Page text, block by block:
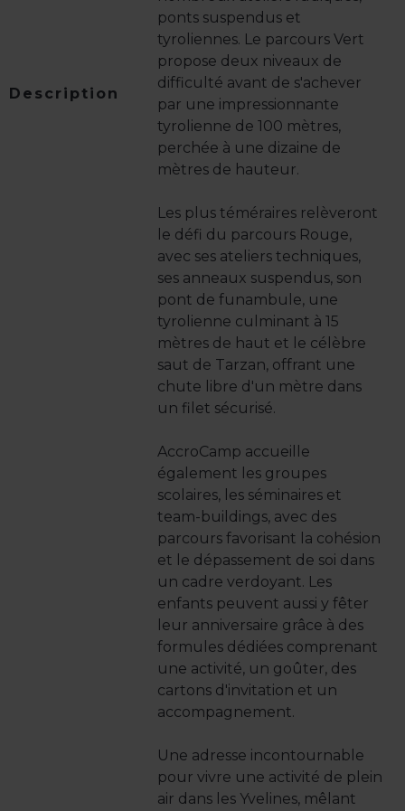
Description
ponts suspendus et
tyroliennes. Le parcours Vert
propose deux niveaux de
difficulté avant de s'achever
par une impressionnante
tyrolienne de 100 mètres,
perchée à une dizaine de
mètres de hauteur.
Les plus téméraires relèveront
le défi du parcours Rouge,
avec ses ateliers techniques,
ses anneaux suspendus, son
pont de funambule, une
tyrolienne culminant à 15
mètres de haut et le célèbre
saut de Tarzan, offrant une
chute libre d'un mètre dans
un filet sécurisé.
AccroCamp accueille
également les groupes
scolaires, les séminaires et
team-buildings, avec des
parcours favorisant la cohésion
et le dépassement de soi dans
un cadre verdoyant. Les
enfants peuvent aussi y fêter
leur anniversaire grâce à des
formules dédiées comprenant
une activité, un goûter, des
cartons d'invitation et un
accompagnement.
Une adresse incontournable
pour vivre une activité de plein
air dans les Yvelines, mêlant